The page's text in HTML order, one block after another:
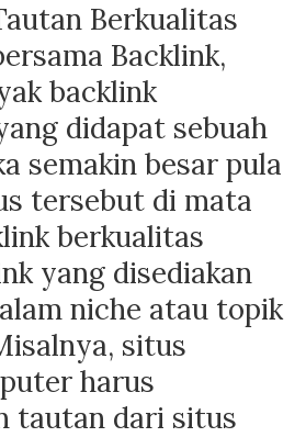
Berkualitas
Backlink,
backlink
didapat sebuah
semakin besar pula
tersebut di mata
berkualitas
yang disediakan
niche atau topik
situs
harus
tautan dari situs